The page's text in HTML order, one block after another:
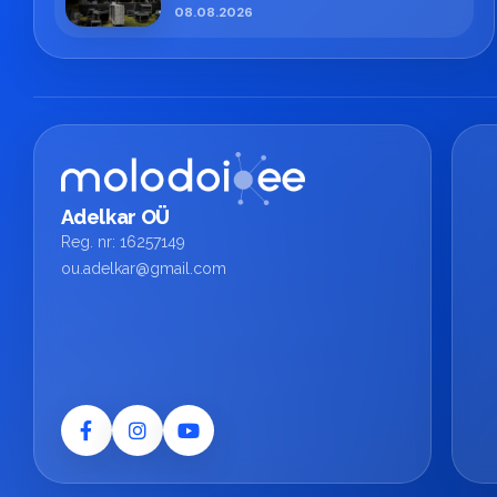
кипит работа!
08.08.2026
Adelkar OÜ
Reg. nr: 16257149
ou.adelkar@gmail.com